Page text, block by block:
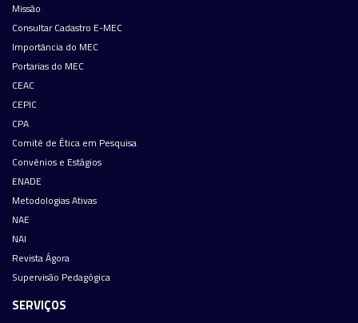
Missão
Consultar Cadastro E-MEC
Importância do MEC
Portarias do MEC
CEAC
CEPIC
CPA
Comitê de Ética em Pesquisa
Convênios e Estágios
ENADE
Metodologias Ativas
NAE
NAI
Revista Ágora
Supervisão Pedagógica
SERVIÇOS